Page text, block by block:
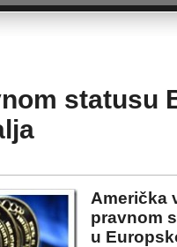
statusu
Američka
pravnom
u